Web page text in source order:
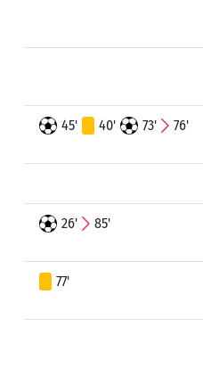
45' 40' 73' 76'
26' 85'
77'